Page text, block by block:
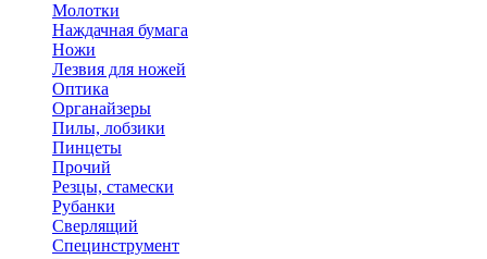
Молотки
Наждачная бумага
Ножи
Лезвия для ножей
Оптика
Органайзеры
Пилы, лобзики
Пинцеты
Прочий
Резцы, стамески
Рубанки
Сверлящий
Специнструмент